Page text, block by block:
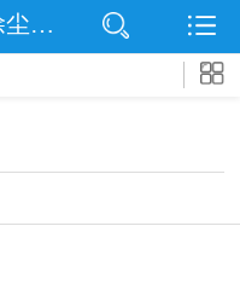
网站首页
泊头市淼鑫除尘配件销售处